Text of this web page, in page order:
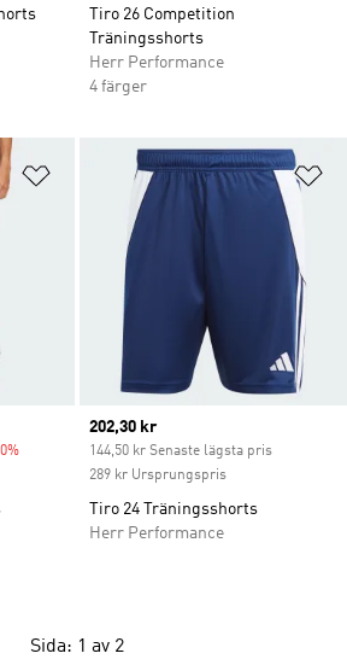
Tiro 26 Competition
Träningsshorts
Herr Performance
4 färger
Lägg till på önskelistan
Current price
202,30 kr
144,50 kr Senaste lägsta pris
289 kr Ursprungspris
Tiro 24 Träningsshorts
Herr Performance
Sida: 1 av 2